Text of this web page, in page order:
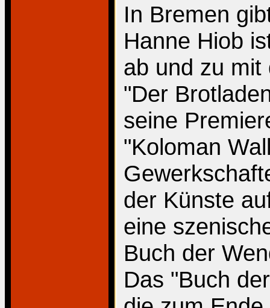
In Bremen
Hanne Hiob
ab und zu
"Der
seine
"Koloman
der Künste
eine
Buch der
Das "Buch